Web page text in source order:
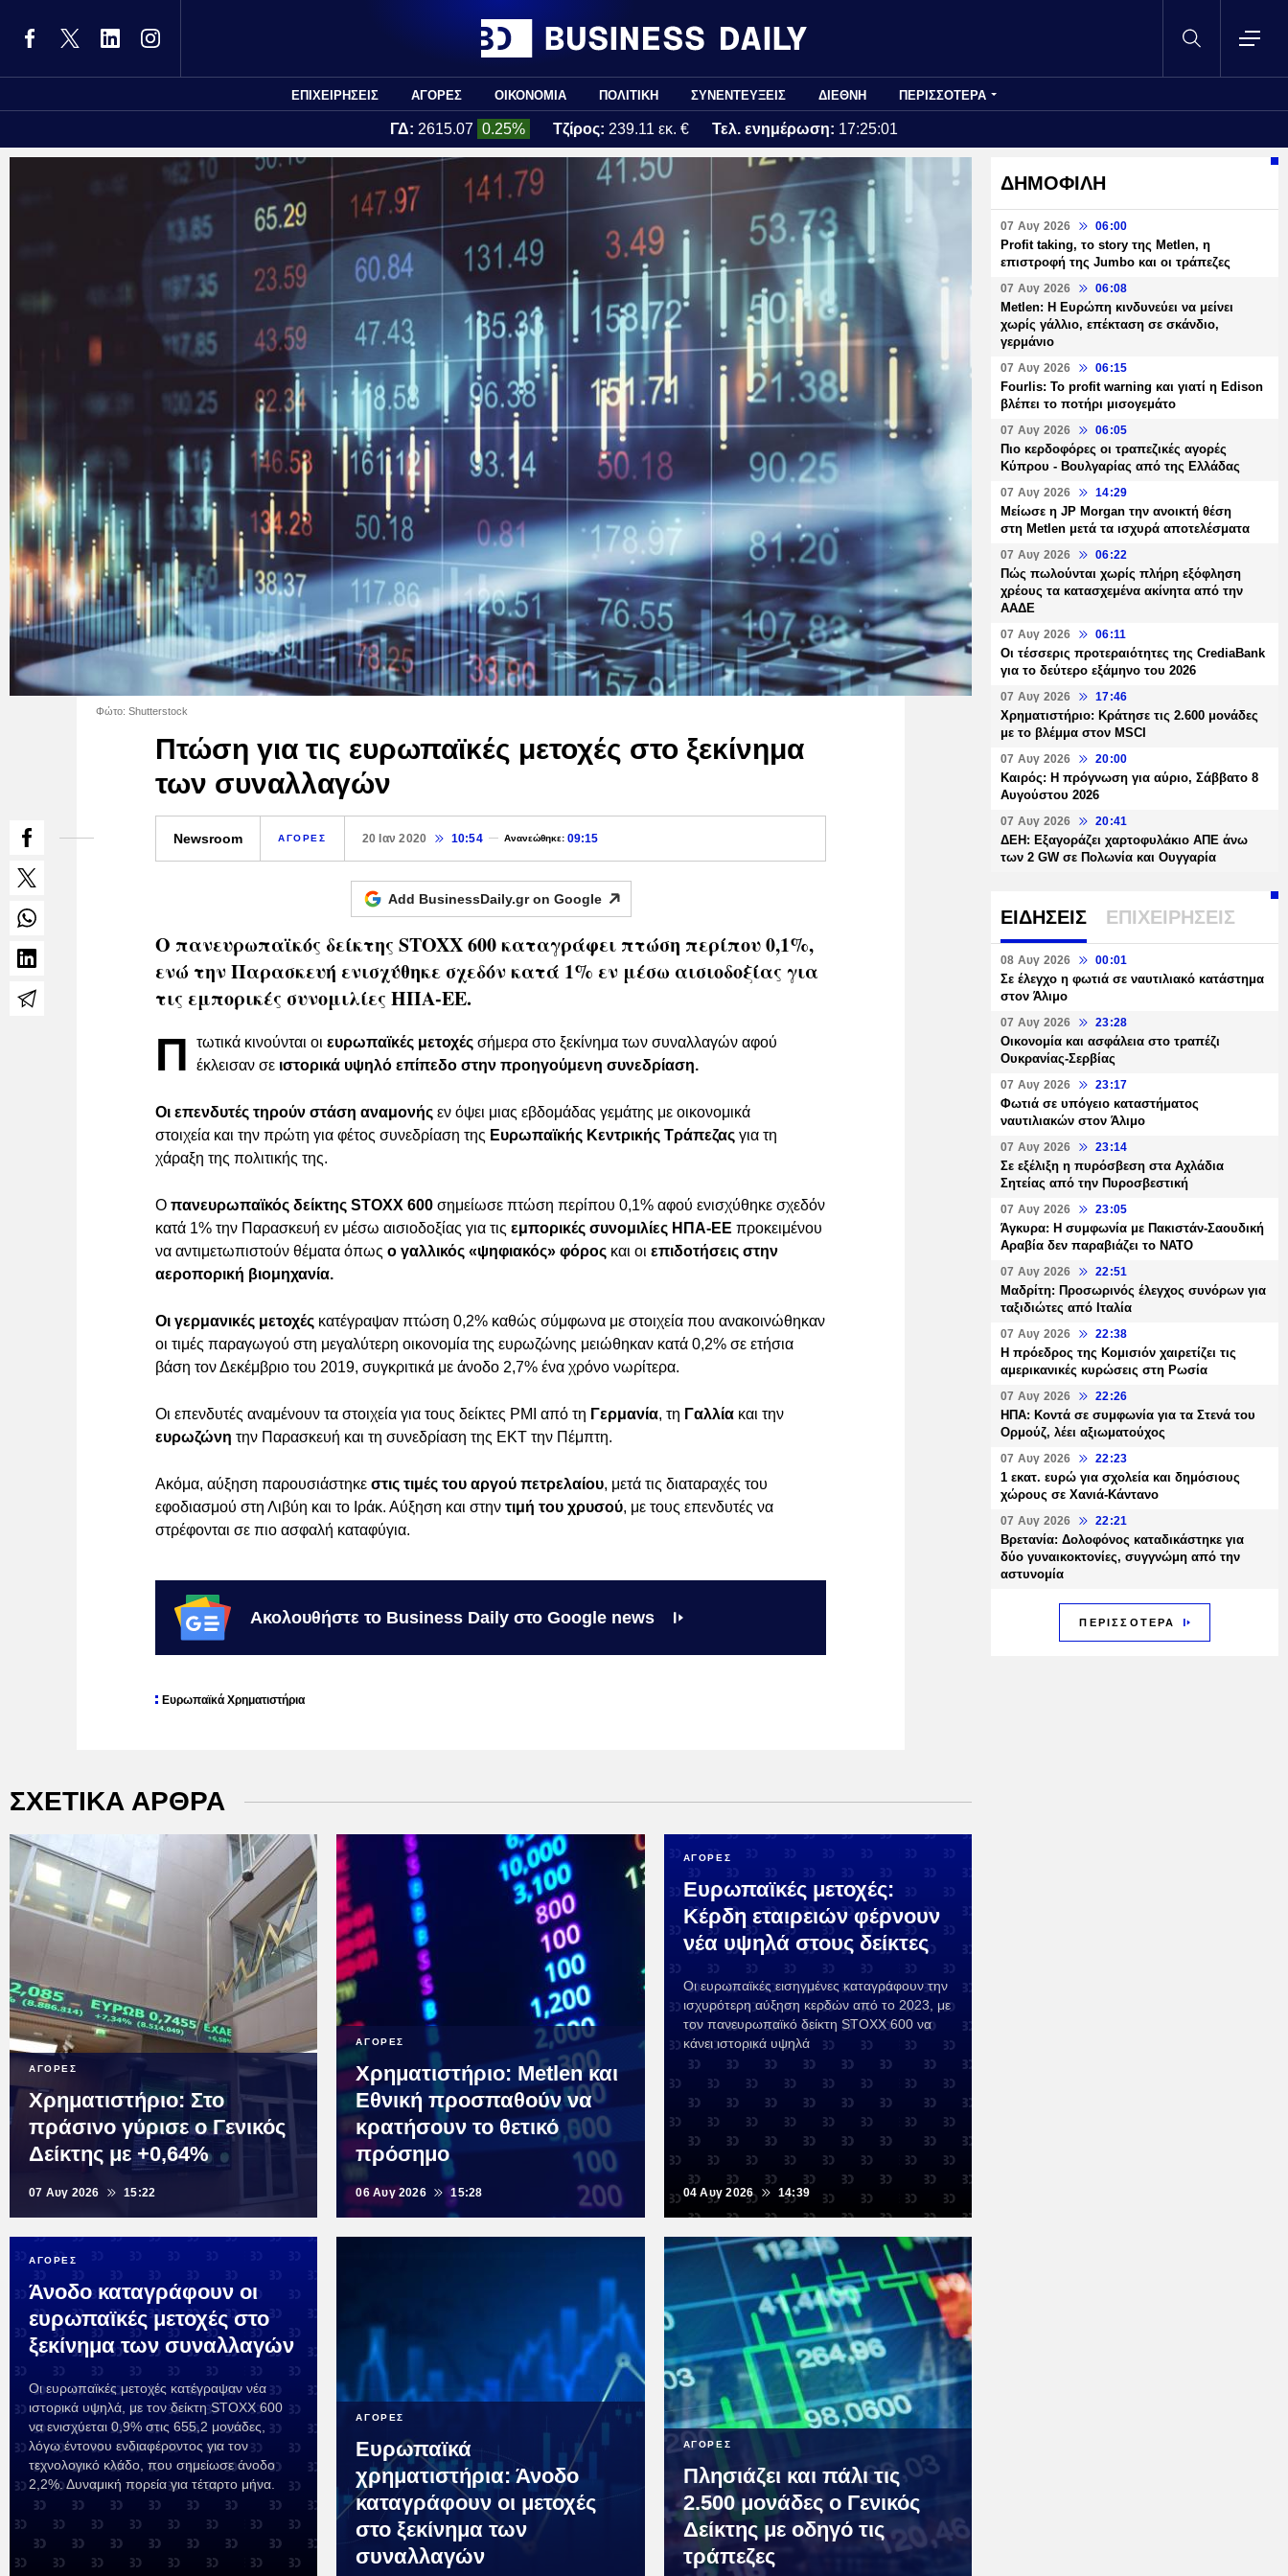
ΕΠΙΧΕΙΡΗΣΕΙΣ ΑΓΟΡΕΣ ΟΙΚΟΝΟΜΙΑ ΠΟΛΙΤΙΚΗ ΣΥΝΕΝΤΕΥΞΕΙΣ ΔΙΕΘΝΗ ΠΕΡΙΣΣΟΤΕΡΑ
ΓΔ: 2615.07 0.25% Τζίρος: 239.11 εκ. € Τελ. ενημέρωση: 17:25:01
Φώτο: Shutterstock
Πτώση για τις ευρωπαϊκές μετοχές στο ξεκίνημα
των συναλλαγών
Newsroom ΑΓΟΡΕΣ 20 Ιαν 2020 10:54 Ανανεώθηκε:09:15
Add BusinessDaily.gr on Google
Ο πανευρωπαϊκός δείκτης STOXX 600 καταγράφει πτώση περίπου 0,1%,
ενώ την Παρασκευή ενισχύθηκε σχεδόν κατά 1% εν μέσω αισιοδοξίας για
τις εμπορικές συνομιλίες ΗΠΑ-ΕΕ.
Π τωτικά κινούνται οι ευρωπαϊκές μετοχές σήμερα στο ξεκίνημα των συναλλαγών αφού
έκλεισαν σε ιστορικά υψηλό επίπεδο στην προηγούμενη συνεδρίαση.
Οι επενδυτές τηρούν στάση αναμονής εν όψει μιας εβδομάδας γεμάτης με οικονομικά
στοιχεία και την πρώτη για φέτος συνεδρίαση της Ευρωπαϊκής Κεντρικής Τράπεζας για τη
χάραξη της πολιτικής της.
Ο πανευρωπαϊκός δείκτης STOXX 600 σημείωσε πτώση περίπου 0,1% αφού ενισχύθηκε σχεδόν
κατά 1% την Παρασκευή εν μέσω αισιοδοξίας για τις εμπορικές συνομιλίες ΗΠΑ-ΕΕ προκειμένου
να αντιμετωπιστούν θέματα όπως ο γαλλικός «ψηφιακός» φόρος και οι επιδοτήσεις στην
αεροπορική βιομηχανία.
Οι γερμανικές μετοχές κατέγραψαν πτώση 0,2% καθώς σύμφωνα με στοιχεία που ανακοινώθηκαν
οι τιμές παραγωγού στη μεγαλύτερη οικονομία της ευρωζώνης μειώθηκαν κατά 0,2% σε ετήσια
βάση τον Δεκέμβριο του 2019, συγκριτικά με άνοδο 2,7% ένα χρόνο νωρίτερα.
Οι επενδυτές αναμένουν τα στοιχεία για τους δείκτες PMI από τη Γερμανία, τη Γαλλία και την
ευρωζώνη την Παρασκευή και τη συνεδρίαση της ΕΚΤ την Πέμπτη.
Ακόμα, αύξηση παρουσιάστηκε στις τιμές του αργού πετρελαίου, μετά τις διαταραχές του
εφοδιασμού στη Λιβύη και το Ιράκ. Αύξηση και στην τιμή του χρυσού, με τους επενδυτές να
στρέφονται σε πιο ασφαλή καταφύγια.
Ακολουθήστε το Business Daily στο Google news
Ευρωπαϊκά Χρηματιστήρια
ΣΧΕΤΙΚΑ ΑΡΘΡΑ
ΑΓΟΡΕΣ
Χρηματιστήριο: Στο
πράσινο γύρισε ο Γενικός
Δείκτης με +0,64%
07 Αυγ 2026 15:22
ΑΓΟΡΕΣ
Χρηματιστήριο: Metlen και
Εθνική προσπαθούν να
κρατήσουν το θετικό
πρόσημο
06 Αυγ 2026 15:28
ΑΓΟΡΕΣ
Ευρωπαϊκές μετοχές:
Κέρδη εταιρειών φέρνουν
νέα υψηλά στους δείκτες
Οι ευρωπαϊκές εισηγμένες καταγράφουν την
ισχυρότερη αύξηση κερδών από το 2023, με
τον πανευρωπαϊκό δείκτη STOXX 600 να
κάνει ιστορικά υψηλά
04 Αυγ 2026 14:39
ΑΓΟΡΕΣ
Άνοδο καταγράφουν οι
ευρωπαϊκές μετοχές στο
ξεκίνημα των συναλλαγών
Οι ευρωπαϊκές μετοχές κατέγραψαν νέα
ιστορικά υψηλά, με τον δείκτη STOXX 600
να ενισχύεται 0,9% στις 655,2 μονάδες,
λόγω έντονου ενδιαφέροντος για τον
τεχνολογικό κλάδο, που σημείωσε άνοδο
2,2%. Δυναμική πορεία για τέταρτο μήνα.
ΑΓΟΡΕΣ
Ευρωπαϊκά
χρηματιστήρια: Άνοδο
καταγράφουν οι μετοχές
στο ξεκίνημα των
συναλλαγών
ΑΓΟΡΕΣ
Πλησιάζει και πάλι τις
2.500 μονάδες ο Γενικός
Δείκτης με οδηγό τις
τράπεζες
ΔΗΜΟΦΙΛΗ
07 Αυγ 2026 06:00
Profit taking, το story της Metlen, η
επιστροφή της Jumbo και οι τράπεζες
07 Αυγ 2026 06:08
Metlen: Η Ευρώπη κινδυνεύει να μείνει
χωρίς γάλλιο, επέκταση σε σκάνδιο,
γερμάνιο
07 Αυγ 2026 06:15
Fourlis: Το profit warning και γιατί η Edison
βλέπει το ποτήρι μισογεμάτο
07 Αυγ 2026 06:05
Πιο κερδοφόρες οι τραπεζικές αγορές
Κύπρου - Βουλγαρίας από της Ελλάδας
07 Αυγ 2026 14:29
Μείωσε η JP Morgan την ανοικτή θέση
στη Metlen μετά τα ισχυρά αποτελέσματα
07 Αυγ 2026 06:22
Πώς πωλούνται χωρίς πλήρη εξόφληση
χρέους τα κατασχεμένα ακίνητα από την
ΑΑΔΕ
07 Αυγ 2026 06:11
Οι τέσσερις προτεραιότητες της CrediaBank
για το δεύτερο εξάμηνο του 2026
07 Αυγ 2026 17:46
Χρηματιστήριο: Κράτησε τις 2.600 μονάδες
με το βλέμμα στον MSCI
07 Αυγ 2026 20:00
Καιρός: Η πρόγνωση για αύριο, Σάββατο 8
Αυγούστου 2026
07 Αυγ 2026 20:41
ΔΕΗ: Εξαγοράζει χαρτοφυλάκιο ΑΠΕ άνω
των 2 GW σε Πολωνία και Ουγγαρία
ΕΙΔΗΣΕΙΣ ΕΠΙΧΕΙΡΗΣΕΙΣ
08 Αυγ 2026 00:01
Σε έλεγχο η φωτιά σε ναυτιλιακό κατάστημα
στον Άλιμο
07 Αυγ 2026 23:28
Οικονομία και ασφάλεια στο τραπέζι
Ουκρανίας-Σερβίας
07 Αυγ 2026 23:17
Φωτιά σε υπόγειο καταστήματος
ναυτιλιακών στον Άλιμο
07 Αυγ 2026 23:14
Σε εξέλιξη η πυρόσβεση στα Αχλάδια
Σητείας από την Πυροσβεστική
07 Αυγ 2026 23:05
Άγκυρα: Η συμφωνία με Πακιστάν-Σαουδική
Αραβία δεν παραβιάζει το ΝΑΤΟ
07 Αυγ 2026 22:51
Μαδρίτη: Προσωρινός έλεγχος συνόρων για
ταξιδιώτες από Ιταλία
07 Αυγ 2026 22:38
Η πρόεδρος της Κομισιόν χαιρετίζει τις
αμερικανικές κυρώσεις στη Ρωσία
07 Αυγ 2026 22:26
ΗΠΑ: Κοντά σε συμφωνία για τα Στενά του
Ορμούζ, λέει αξιωματούχος
07 Αυγ 2026 22:23
1 εκατ. ευρώ για σχολεία και δημόσιους
χώρους σε Χανιά-Κάντανο
07 Αυγ 2026 22:21
Βρετανία: Δολοφόνος καταδικάστηκε για
δύο γυναικοκτονίες, συγγνώμη από την
αστυνομία
ΠΕΡΙΣΣΟΤΕΡΑ